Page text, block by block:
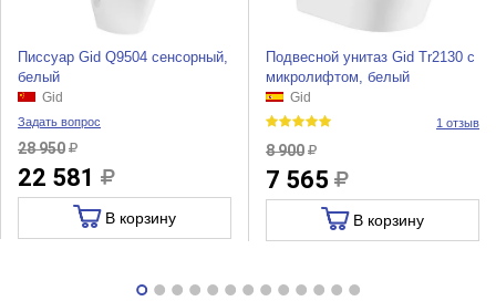
Писсуар Gid Q9504 сенсорный,
белый
Gid
Задать вопрос
28 950
22 581
В корзину
Подвесной унитаз Gid Tr2130 с
микролифтом, белый
Gid
1 отзыв
8 900
7 565
В корзину